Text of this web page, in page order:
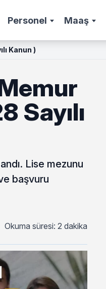
Personel Maaş
Kanun )
Sayılı
Lise mezunu
başvuru
Okuma süresi: 2 dakika